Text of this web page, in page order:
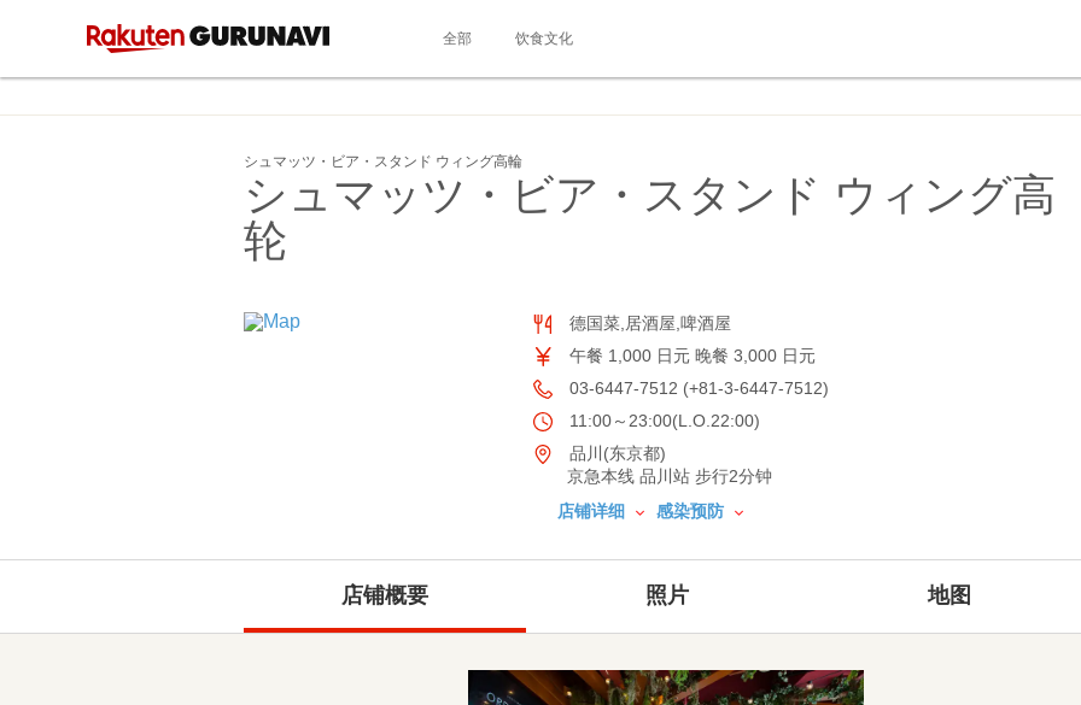
全部 饮食文化
シュマッツ・ビア・スタンド ウィング高輪
シュマッツ・ビア・スタンド ウィング高
轮
德国菜,居酒屋,啤酒屋
午餐 1,000 日元 晚餐 3,000 日元
03-6447-7512 (+81-3-6447-7512)
11:00～23:00(L.O.22:00)
品川(东京都)
京急本线 品川站 步行2分钟
店铺详细
感染预防
店铺概要 照片 地图